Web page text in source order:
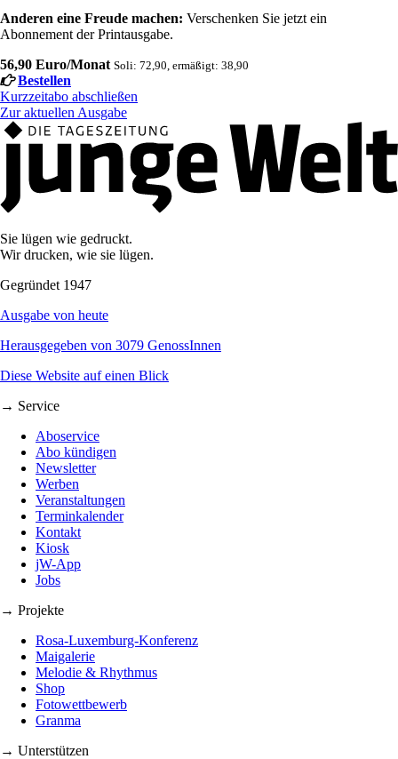
Anderen eine Freude machen: Verschenken Sie jetzt ein
Abonnement der Printausgabe.
56,90 Euro/Monat Soli: 72,90, ermäßigt: 38,90
Bestellen
Kurzzeitabo abschließen
Zur aktuellen Ausgabe
Sie lügen wie gedruckt.
Wir drucken, wie sie lügen.
Gegründet 1947
Ausgabe von heute
Herausgegeben von 3079 GenossInnen
Diese Website auf einen Blick
→ Service
Aboservice
Abo kündigen
Newsletter
Werben
Veranstaltungen
Terminkalender
Kontakt
Kiosk
jW-App
Jobs
→ Projekte
Rosa-Luxemburg-Konferenz
Maigalerie
Melodie & Rhythmus
Shop
Fotowettbewerb
Granma
→ Unterstützen